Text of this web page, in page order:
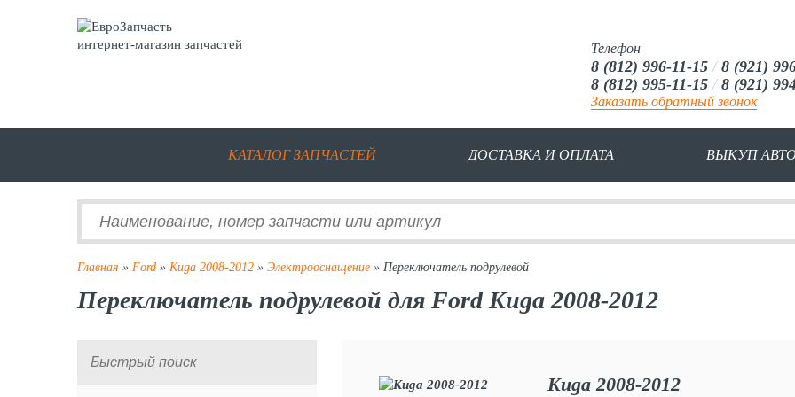
интернет-магазин запчастей Телефон
8 (812) 996-11-15 / 8 (921)
8 (812) 995-11-15 / 8 (921)
Заказать обратный звонок
КАТАЛОГ ЗАПЧАСТЕЙ ДОСТАВКА И ОПЛАТА ВЫКУП
Главная » Ford » Kuga 2008-2012 » Электрооснащение » Переключатель подрулевой
Переключатель подрулевой для Ford Kuga 2008-2012
Kuga 2008-2012